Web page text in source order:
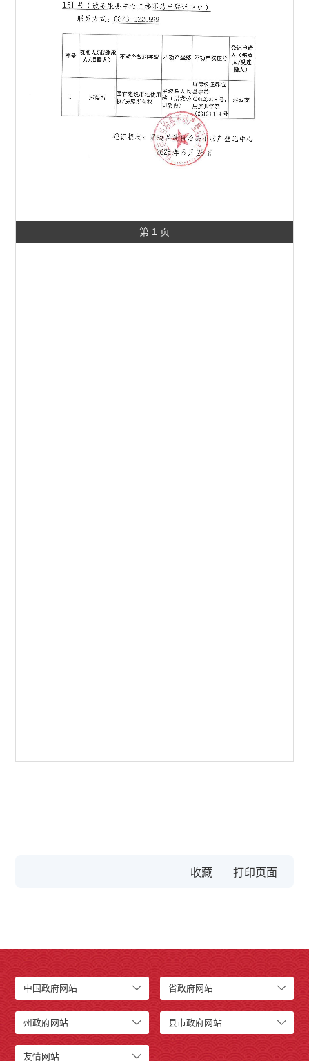
第 1 页
收藏
中国政府网站 省政府网站
州政府网站 县市政府网站
友情网站